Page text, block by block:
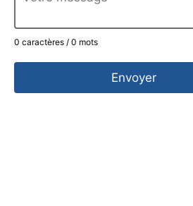
0 caractères / 0 mots
Envoyer